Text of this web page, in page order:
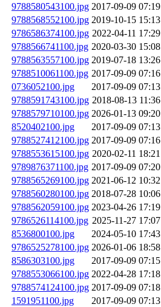
9788580543100.jpg 2017-09-09 07:19
9788568552100.jpg 2019-10-15 15:13
9786586374100.jpg 2022-04-11 17:29
9788566741100.jpg 2020-03-30 15:08
9788563557100.jpg 2019-07-18 13:26
9788510061100.jpg 2017-09-09 07:16
0736052100.jpg
2017-09-09 07:13
9788591743100.jpg 2018-08-13 11:36
9788579710100.jpg 2026-01-13 09:20
8520402100.jpg
2017-09-09 07:13
9788527412100.jpg 2017-09-09 07:16
9788553615100.jpg 2020-02-11 18:21
9789876371100.jpg 2017-09-09 07:20
9788565269100.jpg 2021-06-12 10:32
9788560280100.jpg 2018-07-28 10:06
9788562059100.jpg 2023-04-26 17:19
9786526114100.jpg 2025-11-27 17:07
8536800100.jpg
2024-05-10 17:43
9786525278100.jpg 2026-01-06 18:58
8586303100.jpg
2017-09-09 07:15
9788553066100.jpg 2022-04-28 17:18
9788574124100.jpg 2017-09-09 07:18
1591951100.jpg
2017-09-09 07:13